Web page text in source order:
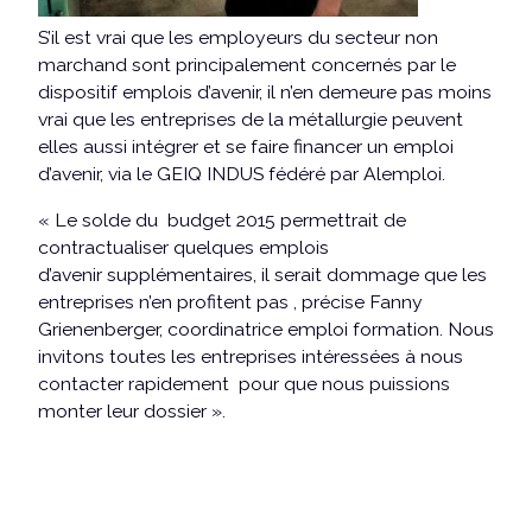
S’il est vrai que les employeurs du secteur non
marchand sont principalement concernés par le
dispositif emplois d’avenir, il n’en demeure pas moins
vrai que les entreprises de la métallurgie peuvent
elles aussi intégrer et se faire financer un emploi
d’avenir, via le GEIQ INDUS fédéré par Alemploi.
« Le solde du budget 2015 permettrait de
contractualiser quelques emplois
d’avenir supplémentaires, il serait dommage que les
entreprises n’en profitent pas , précise Fanny
Grienenberger, coordinatrice emploi formation. Nous
invitons toutes les entreprises intéressées à nous
contacter rapidement pour que nous puissions
monter leur dossier ».